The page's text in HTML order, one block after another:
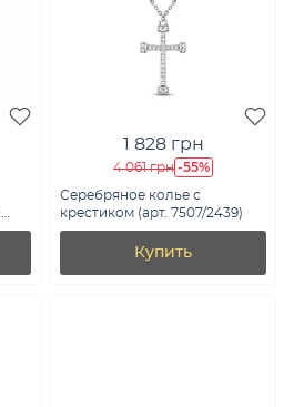
1 828 грн
4 061 грн -55%
Серебряное колье с
крестиком (арт. 7507/2439)
Купить